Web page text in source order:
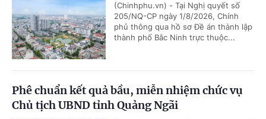
(Chinhphu.vn) - Tại Nghị quyết số
205/NQ-CP ngày 1/8/2026, Chính
phủ thông qua hồ sơ Đề án thành lập
thành phố Bắc Ninh trực thuộc...
Phê chuẩn kết quả bầu, miễn nhiệm chức vụ
Chủ tịch UBND tỉnh Quảng Ngãi